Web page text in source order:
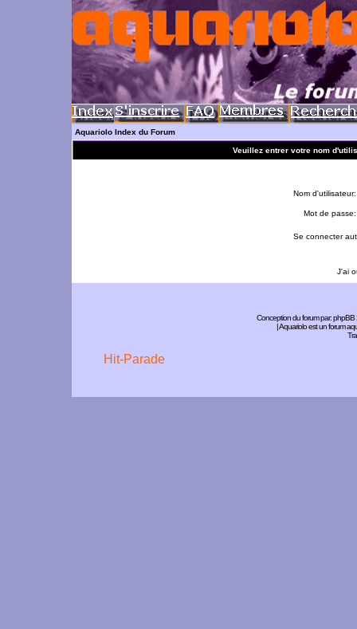
Aquariolo Index du Forum
Veuillez entrer votre nom
Nom d'utilisateur:
Mot de passe:
Se connecter
J'ai
Conception du forum par:phpBB
| Aquariolo est un forum